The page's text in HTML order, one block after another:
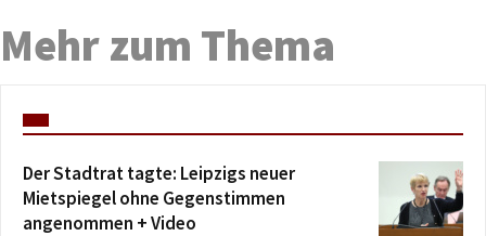
Mehr zum Thema
Der Stadtrat tagte: Leipzigs neuer
Mietspiegel ohne Gegenstimmen
angenommen + Video